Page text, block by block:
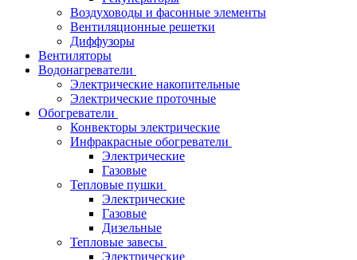
Воздуховоды и фасонные элементы
Вентиляционные решетки
Диффузоры
Вентиляторы
Водонагреватели
Электрические накопительные
Электрические проточные
Обогреватели
Конвекторы электрические
Инфракрасные обогреватели
Электрические
Газовые
Тепловые пушки
Электрические
Газовые
Дизельные
Тепловые завесы
Электрические